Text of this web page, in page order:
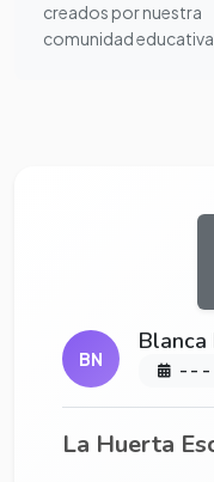
creados por nuestra
comunidad educativa
BN
Blanca
- - -
La Huerta